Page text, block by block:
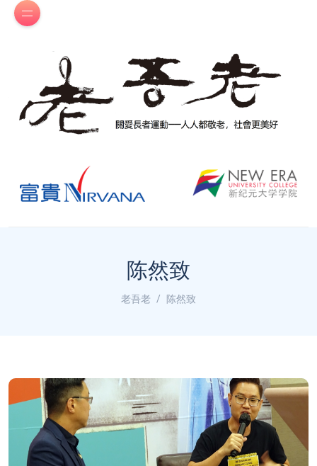
陈然致
老吾老 陈然致